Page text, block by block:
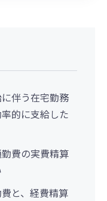
伴う在宅勤務
的に支給した
費の実費精算
と、経費精算